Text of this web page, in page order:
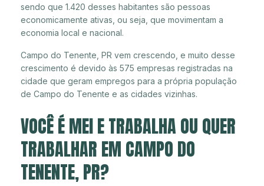
sendo que 1.420 desses habitantes são pessoas
economicamente ativas, ou seja, que movimentam a
economia local e nacional.
Campo do Tenente, PR vem crescendo, e muito desse
crescimento é devido às 575 empresas registradas na
cidade que geram empregos para a própria população
de Campo do Tenente e as cidades vizinhas.
VOCÊ É MEI E TRABALHA OU QUER
TRABALHAR EM CAMPO DO
TENENTE, PR?